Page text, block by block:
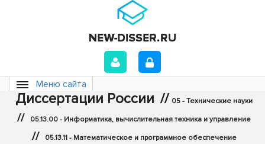
Меню сайта
Диссертации России // 05 - Технические науки
// 05.13.00 - Информатика, вычислительная техника и управление
// 05.13.11 - Математическое и программное обеспечение